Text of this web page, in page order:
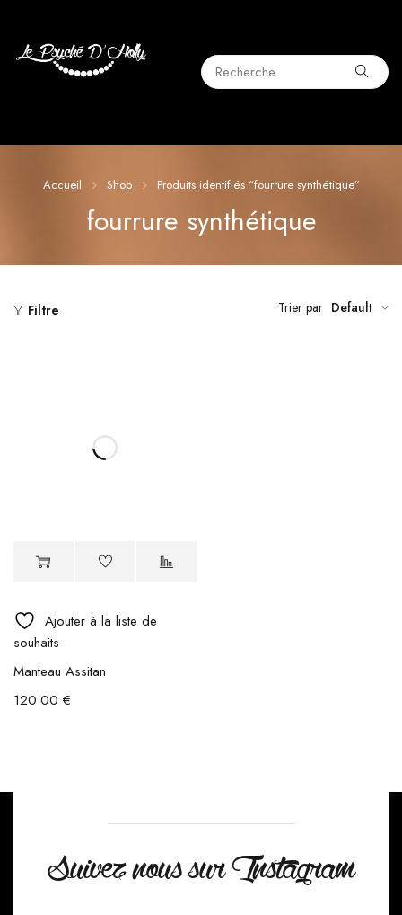
fourrure synthétique
Accueil Shop Produits identifiés “fourrure synthétique”
Filtre Trier par Default
Ajouter à la liste de
souhaits
Manteau Assitan
120.00 €
Suivez nous sur Instagram